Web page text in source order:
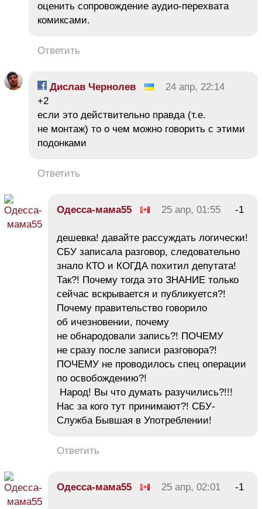
оценить сопровождение аудио-перехвата
комиксами.
Ответить
Дислав Чернолев
24 апр, 22:14
+2
если это действительно правда (т.е.
не монтаж) то о чем можно говорить с этими
подонками
Ответить
Одесса-мама55 25 апр, 01:55 -1
дешевка! давайте рассуждать логически!
СБУ записала разговор, следовательно
знало КТО и КОГДА похитил депутата!
Так?! Почему тогда это ЗНАНИЕ только
сейчас вскрывается и публикуется?!
Почему правительство говорило
об ичезновении, почему
не обнародовали запись?! ПОЧЕМУ
не сразу после записи разговора?!
ПОЧЕМУ не проводилось спец операции
по освобождению?!
Народ! Вы что думать разучились?!!!
Нас за кого тут принимают?! СБУ-
Служба Бывшая в Употреблении!
Ответить
Одесса-мама55 25 апр, 02:01 -1